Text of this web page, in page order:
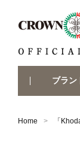
ブラン
Home 「